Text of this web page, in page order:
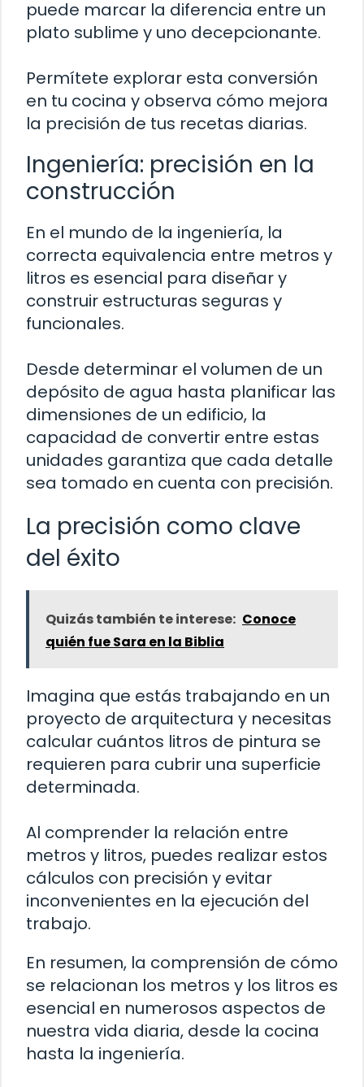
puede marcar la diferencia entre un
plato sublime y uno decepcionante.
Permítete explorar esta conversión
en tu cocina y observa cómo mejora
la precisión de tus recetas diarias.
Ingeniería: precisión en la
construcción
En el mundo de la ingeniería, la
correcta equivalencia entre metros y
litros es esencial para diseñar y
construir estructuras seguras y
funcionales.
Desde determinar el volumen de un
depósito de agua hasta planificar las
dimensiones de un edificio, la
capacidad de convertir entre estas
unidades garantiza que cada detalle
sea tomado en cuenta con precisión.
La precisión como clave
del éxito
Quizás también te interese: Conoce
quién fue Sara en la Biblia
Imagina que estás trabajando en un
proyecto de arquitectura y necesitas
calcular cuántos litros de pintura se
requieren para cubrir una superficie
determinada.
Al comprender la relación entre
metros y litros, puedes realizar estos
cálculos con precisión y evitar
inconvenientes en la ejecución del
trabajo.
En resumen, la comprensión de cómo
se relacionan los metros y los litros es
esencial en numerosos aspectos de
nuestra vida diaria, desde la cocina
hasta la ingeniería.